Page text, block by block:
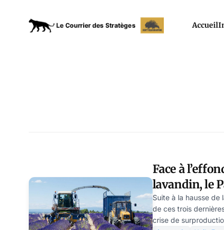
Accueil
Face à
lavandin, le
millions
pieds de
Suite à la hausse de
de ces trois
crise de